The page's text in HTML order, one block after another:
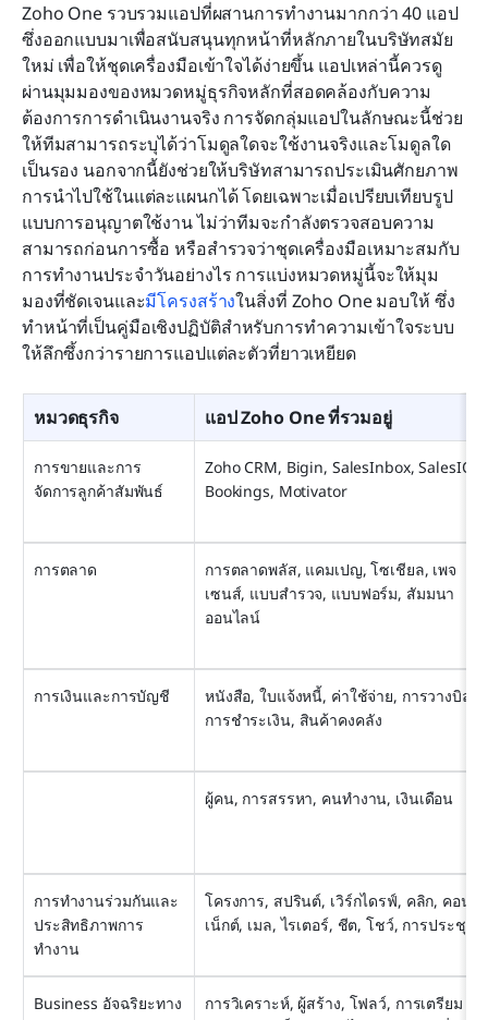
Zoho One รวบรวมแอปที่ผสานการทำงานมากกว่า 40 แอป
ซึ่งออกแบบมาเพื่อสนับสนุนทุกหน้าที่หลักภายในบริษัทสมัย
ใหม่ เพื่อให้ชุดเครื่องมือเข้าใจได้ง่ายขึ้น แอปเหล่านี้ควรดู
ผ่านมุมมองของหมวดหมู่ธุรกิจหลักที่สอดคล้องกับความ
ต้องการการดำเนินงานจริง การจัดกลุ่มแอปในลักษณะนี้ช่วย
ให้ทีมสามารถระบุได้ว่าโมดูลใดจะใช้งานจริงและโมดูลใด
เป็นรอง นอกจากนี้ยังช่วยให้บริษัทสามารถประเมินศักยภาพ
การนำไปใช้ในแต่ละแผนกได้ โดยเฉพาะเมื่อเปรียบเทียบรูป
แบบการอนุญาตใช้งาน ไม่ว่าทีมจะกำลังตรวจสอบความ
สามารถก่อนการซื้อ หรือสำรวจว่าชุดเครื่องมือเหมาะสมกับ
การทำงานประจำวันอย่างไร การแบ่งหมวดหมู่นี้จะให้มุม
มองที่ชัดเจนและมีโครงสร้างในสิ่งที่ Zoho One มอบให้ ซึ่ง
ทำหน้าที่เป็นคู่มือเชิงปฏิบัติสำหรับการทำความเข้าใจระบบ
ให้ลึกซึ้งกว่ารายการแอปแต่ละตัวที่ยาวเหยียด
หมวดธุรกิจ แอป Zoho One ที่รวมอยู่
การขายและการ
จัดการลูกค้าสัมพันธ์
Zoho CRM, Bigin, SalesInbox, SalesIQ,
Bookings, Motivator
การตลาด
การตลาดพลัส, แคมเปญ, โซเชียล, เพจ
เซนส์, แบบสำรวจ, แบบฟอร์ม, สัมมนา
ออนไลน์
การเงินและการบัญชี
หนังสือ, ใบแจ้งหนี้, ค่าใช้จ่าย, การวางบิล,
การชำระเงิน, สินค้าคงคลัง
ผู้คน, การสรรหา, คนทำงาน, เงินเดือน
การทำงานร่วมกันและ
ประสิทธิภาพการ
ทำงาน
โครงการ, สปรินต์, เวิร์กไดรฟ์, คลิก, คอน
เน็กต์, เมล, ไรเตอร์, ชีต, โชว์, การประชุม
Business อัจฉริยะทาง
การวิเคราะห์, ผู้สร้าง, โฟลว์, การเตรียม